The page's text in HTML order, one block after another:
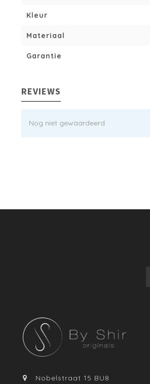
Kleur
Materiaal
Garantie
REVIEWS
Nog niet gewaardeerd
Nobelstraat 15 BU8